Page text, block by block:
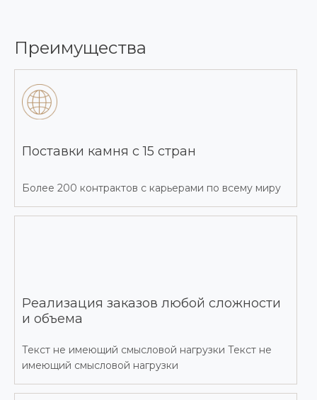
Преимущества
Поставки камня с 15 стран
Более 200 контрактов с карьерами по всему миру
Реализация заказов любой сложности
и объема
Текст не имеющий смысловой нагрузки Текст не
имеющий смысловой нагрузки